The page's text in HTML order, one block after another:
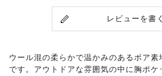
レビューを書く
ウール混の柔らかで温かみのあるボア素
です。アウトドアな雰囲気の中に胸ポケ